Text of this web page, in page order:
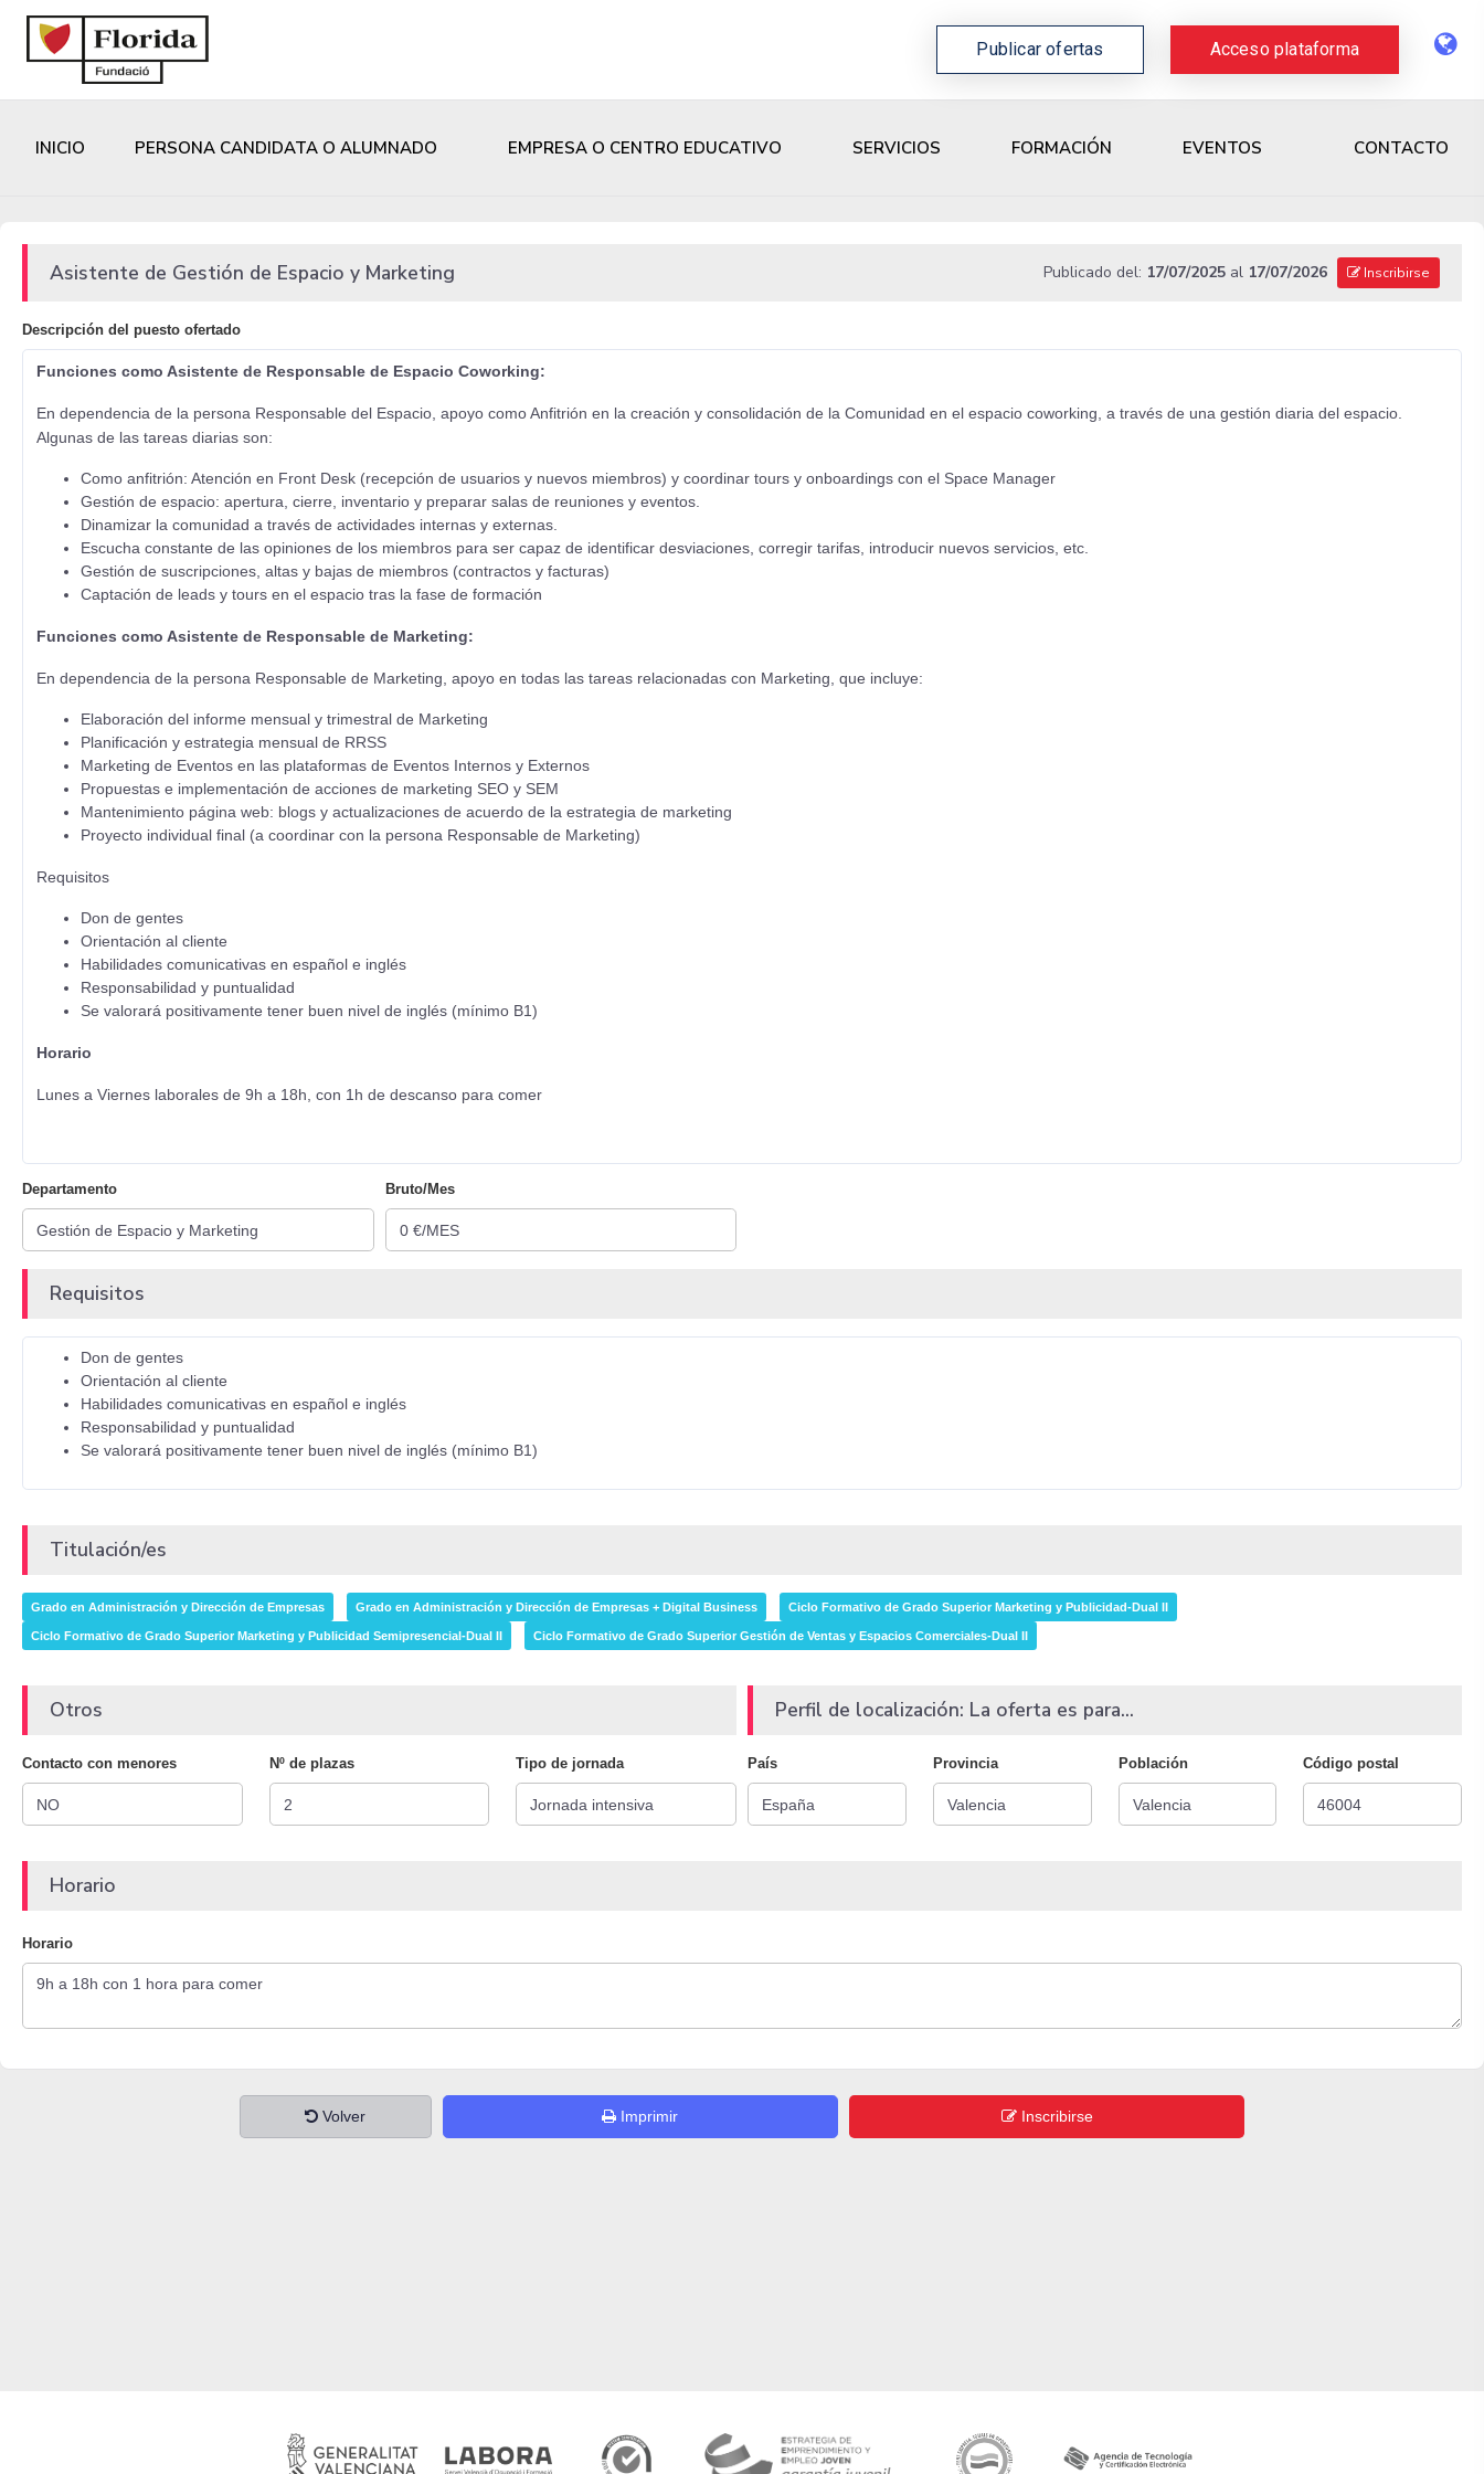
Publicar ofertas Acceso plataforma
INICIO PERSONA CANDIDATA O ALUMNADO EMPRESA O CENTRO EDUCATIVO SERVICIOS FORMACIÓN EVENTOS CONTACTO
Asistente de Gestión de Espacio y Marketing Publicado del: 17/07/2025al 17/07/2026 Inscribirse
Descripción del puesto ofertado
Funciones como Asistente de Responsable de Espacio Coworking:
En dependencia de la persona Responsable del Espacio, apoyo como Anfitrión en la creación y consolidación de la Comunidad en el espacio coworking, a través de una gestión diaria del espacio.
Algunas de las tareas diarias son:
Como anfitrión: Atención en Front Desk (recepción de usuarios y nuevos miembros) y coordinar tours y onboardings con el Space Manager
Gestión de espacio: apertura, cierre, inventario y preparar salas de reuniones y eventos.
Dinamizar la comunidad a través de actividades internas y externas.
Escucha constante de las opiniones de los miembros para ser capaz de identificar desviaciones, corregir tarifas, introducir nuevos servicios, etc.
Gestión de suscripciones, altas y bajas de miembros (contractos y facturas)
Captación de leads y tours en el espacio tras la fase de formación
Funciones como Asistente de Responsable de Marketing:
En dependencia de la persona Responsable de Marketing, apoyo en todas las tareas relacionadas con Marketing, que incluye:
Elaboración del informe mensual y trimestral de Marketing
Planificación y estrategia mensual de RRSS
Marketing de Eventos en las plataformas de Eventos Internos y Externos
Propuestas e implementación de acciones de marketing SEO y SEM
Mantenimiento página web: blogs y actualizaciones de acuerdo de la estrategia de marketing
Proyecto individual final (a coordinar con la persona Responsable de Marketing)
Requisitos
Don de gentes
Orientación al cliente
Habilidades comunicativas en español e inglés
Responsabilidad y puntualidad
Se valorará positivamente tener buen nivel de inglés (mínimo B1)
Horario
Lunes a Viernes laborales de 9h a 18h, con 1h de descanso para comer
Departamento Bruto/Mes
Requisitos
Don de gentes
Orientación al cliente
Habilidades comunicativas en español e inglés
Responsabilidad y puntualidad
Se valorará positivamente tener buen nivel de inglés (mínimo B1)
Titulación/es
Grado en Administración y Dirección de Empresas Grado en Administración y Dirección de Empresas + Digital Business Ciclo Formativo de Grado Superior Marketing y Publicidad-Dual II
Ciclo Formativo de Grado Superior Marketing y Publicidad Semipresencial-Dual II Ciclo Formativo de Grado Superior Gestión de Ventas y Espacios Comerciales-Dual II
Otros
Contacto con menores Nº de plazas Tipo de jornada
Perfil de localización: La oferta es para...
País Provincia Población Código postal
Horario
Horario
Volver Imprimir Inscribirse